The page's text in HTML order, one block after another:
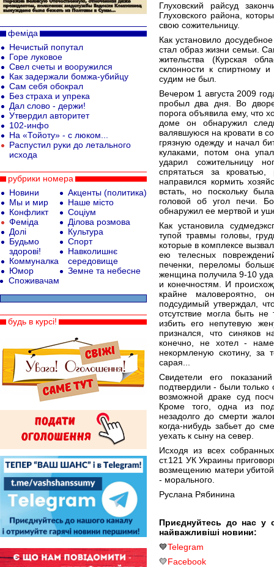
Глуховский райсуд
Глуховского района,
свою сожительницу.
Как установило
стал образ жизни семьи.
жительства (Курская
склонности к спиртному
судим не был.
Вечером 1 августа 2009
пробыл два дня. Во
порога объявила ему, что
доме он обнаружил
валявшуюся на кровати в
грязную одежду и начал
кулаками, потом она
ударил сожительницу
спрятаться за
направился кормить
встать, но поскольку
головой об угол печи.
обнаружил ее мертвой и
Как установила
тупой травмы головы,
которые в комплексе
ею телесных
печенки, переломы
женщина получила 9-10
и конечностям. И
крайне маловероятно,
подсудимый утверждал,
отсутствие могла быть
избить его непутевую
признался, что
конечно, не хотел -
некормленую скотину, за
сарая...
Свидетели его
подтвердили - были только
возможной драке суд
Кроме того, одна из
незадолго до смерти
когда-нибудь забьет до
уехать к сыну на север.
Исходя из всех
ст.121 УК Украины
возмещению матери
- морального.
Руслана Рябинина
Приєднуйтесь до нас у
найважливіші новини:
💙Telegram
💛Facebook
феміда
Нечистый попутал
Горе луковое
Cвел счеты и вооружился
Как задержали бомжа-убийцу
Сам себя обокрал
Без страха и упрека
Дал слово - держи!
Утвердил авторитет
102-инфо
На «Тойоту» - с люком...
Распустил руки до летального
исхода
рубрики номера
Новини
Мы и мир
Конфликт
Феміда
Долі
Будьмо
здорові!
Коммуналка
Юмор
Акценты (политика)
Наше місто
Соціум
Ділова розмова
Культура
Спорт
Навколишнє
середовище
Земне та небесне
Споживачам
будь в курсі!